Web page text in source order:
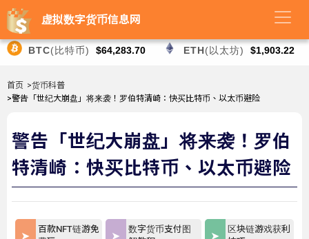
虚拟数字货币信息网
BTC(比特币) $64,283.70 ETH(以太坊) $1,903.22
首页 >货币科普
>警告「世纪大崩盘」将来袭！罗伯特清崎：快买比特币、以太币避险
警告「世纪大崩盘」将来袭！罗伯
特清崎：快买比特币、以太币避险
百款NFT链游免
数字货币支付图
区块链游戏获利